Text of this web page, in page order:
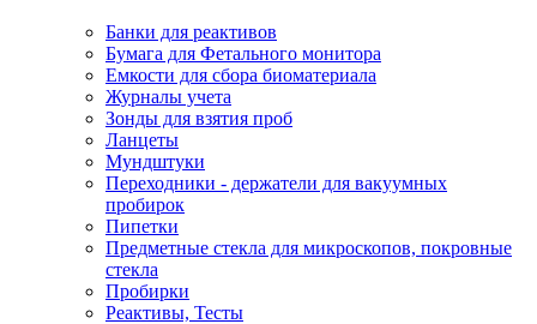
Банки для реактивов
Бумага для Фетального монитора
Емкости для сбора биоматериала
Журналы учета
Зонды для взятия проб
Ланцеты
Мундштуки
Переходники - держатели для вакуумных
пробирок
Пипетки
Предметные стекла для микроскопов, покровные
стекла
Пробирки
Реактивы, Тесты